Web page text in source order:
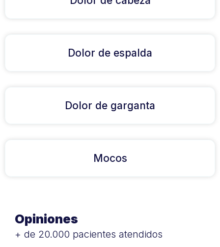
Dolor de espalda
Dolor de garganta
Mocos
Opiniones
+ de 20.000 pacientes atendidos